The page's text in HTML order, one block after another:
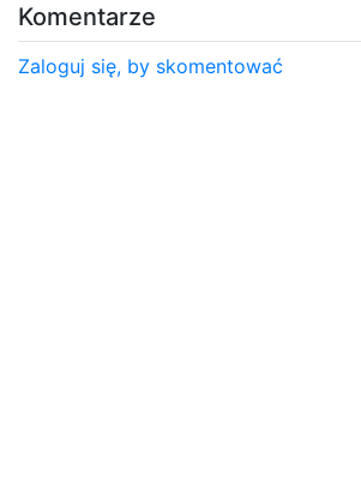
Komentarze
Zaloguj się, by skomentować